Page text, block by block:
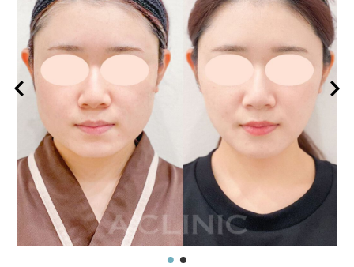
施術名：1day小顔脂肪吸引
施術内容：脂肪を減らしたい箇所に合わせて目立ちにくい箇所に2～3mm
ほどの切開を加え、カニューレと呼ばれる細い管を用いて、脂肪細胞を直
接吸引し、除去します。同時にAスレッド®と呼ばれる溶ける繊維をお顔の
目立たない部分から皮下へ挿入し、皮膚を内側から引き上げて固定しま
す。
施術時間：約30分程
リスク、副作用：赤み、熱感、痛み、しびれ、むくみ、内出血、引き攣れ
感などが術後一時的に生じることがございます。また、稀に貧血、細菌感
染症、左右差、施術箇所の知覚鈍麻、ぼこつき、硬結、瘢痕化、色素沈
着、脂肪塞栓、皮膚のよれ、繊維の突出などを生じることがございます。
費用：通常価格 437,800円(税込)
顔の脂肪吸引箇所の追加 1ヶ所ごと+162,800円(税込)
オプション：笑気麻酔 3,300円(税込)